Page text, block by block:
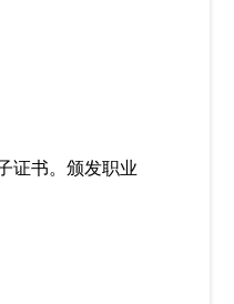
证书。颁发职业